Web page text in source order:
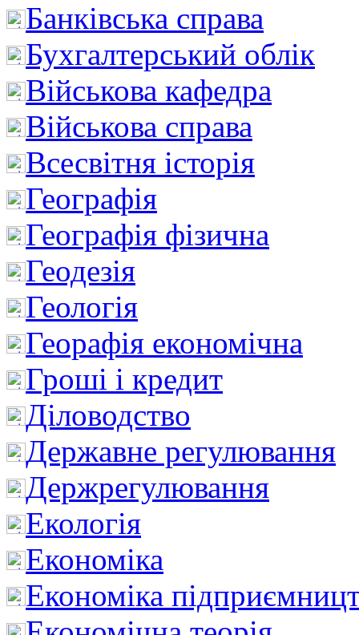
Банківська справа
Бухгалтерський облік
Військова кафедра
Військова справа
Всесвітня історія
Географія
Географія фізична
Геодезія
Геологія
Георафія економічна
Гроші і кредит
Діловодство
Державне регулювання
Держрегулювання
Екологія
Економіка
Економіка